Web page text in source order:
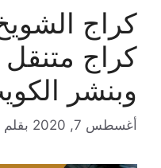
كراج متنقل
وبنشر
أغسطس 7, 2020 بقلم